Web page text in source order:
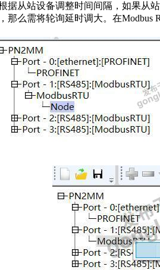
据从站设备调整时间间隔，如果从
那么需将轮询延时调大。在